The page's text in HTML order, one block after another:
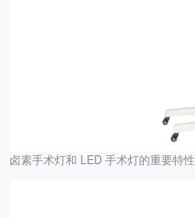
卤素手术灯和 LED 手术灯的重要特性